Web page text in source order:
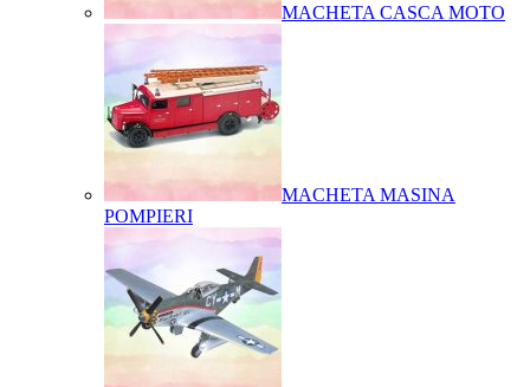
MACHETA CASCA MOTO
MACHETA MASINA
POMPIERI